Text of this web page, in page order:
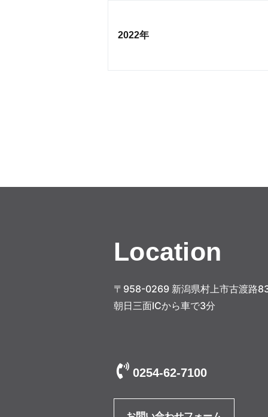
2022年
Location
〒958-0269 新潟県村上市古渡路
朝日三面ICから車で3分
0254-62-7100